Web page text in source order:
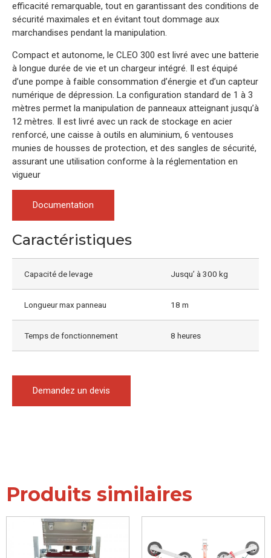
efficacité remarquable, tout en garantissant des conditions de
sécurité maximales et en évitant tout dommage aux
marchandises pendant la manipulation.
Compact et autonome, le CLEO 300 est livré avec une batterie
à longue durée de vie et un chargeur intégré. Il est équipé
d’une pompe à faible consommation d’énergie et d’un capteur
numérique de dépression. La configuration standard de 1 à 3
mètres permet la manipulation de panneaux atteignant jusqu’à
12 mètres. Il est livré avec un rack de stockage en acier
renforcé, une caisse à outils en aluminium, 6 ventouses
munies de housses de protection, et des sangles de sécurité,
assurant une utilisation conforme à la réglementation en
vigueur
Documentation
Caractéristiques
Capacité de levage Jusqu’ à 300 kg
Longueur max panneau 18 m
Temps de fonctionnement 8 heures
Demandez un devis
Produits similaires